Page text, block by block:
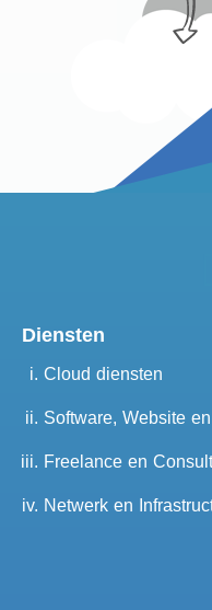
Diensten
Cloud diensten
Software, Website
Freelance en
Netwerk en